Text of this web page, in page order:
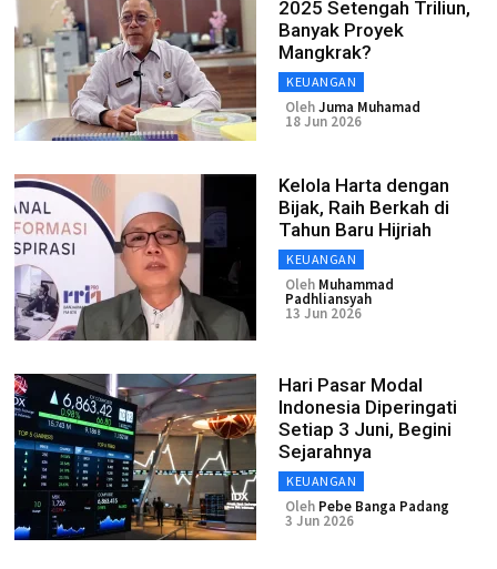
2025 Setengah Triliun,
Banyak Proyek
Mangkrak?
KEUANGAN
OlehJuma Muhamad
18 Jun 2026
Kelola Harta dengan
Bijak, Raih Berkah di
Tahun Baru Hijriah
KEUANGAN
Oleh Muhammad
Padhliansyah
13 Jun 2026
Hari Pasar Modal
Indonesia Diperingati
Setiap 3 Juni, Begini
Sejarahnya
KEUANGAN
Oleh Pebe Banga Padang
3 Jun 2026